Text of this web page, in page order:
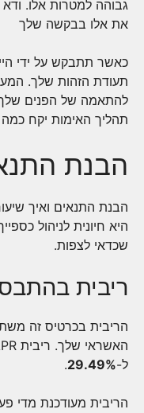
גבוהה למטרות אלו.
את אלו בבקשה שלך
כאשר תתבקש על ידי
תעודת הזהות שלך.
להתאמה של הפנים
תהליך האימות יקח
הבנת
הבנת התנאים ואיך
היא חיונית לניהול
שכדאי לצפות.
ריבית
הריבית בכרטיס זה
האשראי שלך. ריבית APR המשתנה נעה בין
ל-29.49%
.
הריבית מעודכנת מדי